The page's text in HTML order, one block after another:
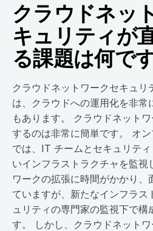
クラウドネッ
キュリティが
る課題は何で
クラウドネットワークセキュリ
は、クラウドへの運用化を非常
もあります。 クラウドネット
するのは非常に簡単です。 オ
では、IT チームとセキュリテ
いインフラストラクチャを監視
ワークの拡張に時間がかかり、
ていますが、新たなインフラス
ュリティの専門家の監視下で構
す。 しかし、クラウドネット